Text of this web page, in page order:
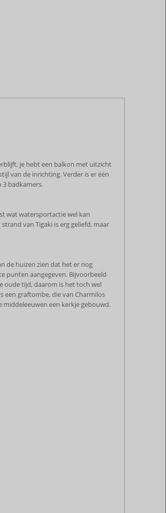
je hebt een balkon met uitzicht
van de inrichting. Verder is er één
3 badkamers.
wat watersportactie wel kan
van Tigaki is erg geliefd, maar
de huizen zien dat het er nog
punten aangegeven. Bijvoorbeeld
oude tijd, daarom is het toch wel
een graftombe, die van Charmilos
middeleeuwen een kerkje gebouwd.